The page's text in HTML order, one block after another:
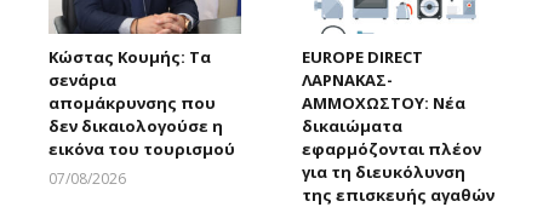
Κώστας Κουμής: Τα
σενάρια
απομάκρυνσης που
δεν δικαιολογούσε η
εικόνα του τουρισμού
07/08/2026
EUROPE DIRECT
ΛΑΡΝΑΚΑΣ-
ΑΜΜΟΧΩΣΤΟΥ: Νέα
δικαιώματα
εφαρμόζονται πλέον
για τη διευκόλυνση
της επισκευής αγαθών